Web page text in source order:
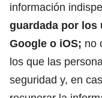
información
guardada por los
Google o iOS; no
los que las
seguridad y, en